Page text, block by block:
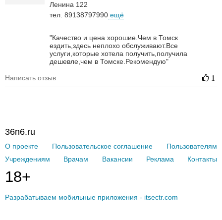
Ленина 122
тел. 89138797990 ещё
"Качество и цена хорошие.Чем в Томск
ездить,здесь неплохо обслуживают.Все
услуги,которые хотела получить,получила
дешевле,чем в Томске.Рекомендую"
Написать отзыв 1
36n6.ru
О проекте Пользовательское соглашение
Пользователям
Учреждениям
Врачам Вакансии Реклама Контакты
18+
Разрабатываем мобильные приложения - itsectr.com